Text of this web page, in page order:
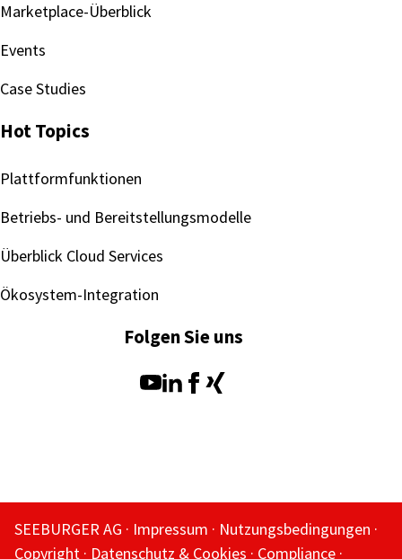
Marketplace-Überblick
Events
Case Studies
Hot Topics
Plattformfunktionen
Betriebs- und Bereitstellungsmodelle
Überblick Cloud Services
Ökosystem-Integration
Folgen Sie uns
SEEBURGER AG Impressum
Nutzungsbedingungen
Copyright
Datenschutz & Cookies Compliance